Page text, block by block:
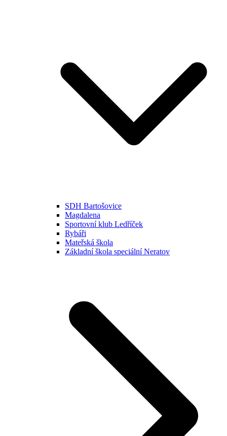
SDH Bartošovice
Magdalena
Sportovní klub Ledříček
Rybáři
Mateřská škola
Základní škola speciální Neratov